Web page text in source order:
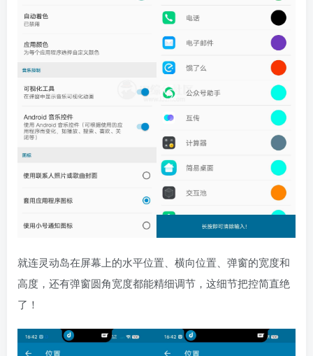
就连灵动岛在屏幕上的水平位置、横向位置、弹窗的宽度和
高度，还有弹窗圆角宽度都能精细调节，这细节把控简直绝
了！